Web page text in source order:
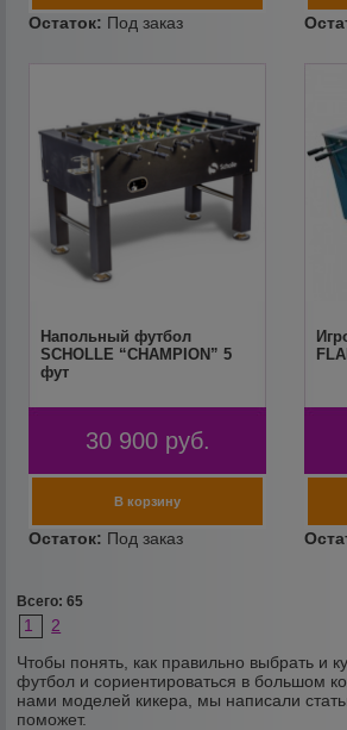
Напольный футбол
SCHOLLE “CHAMPION” 5
фут
30 900 руб.
Всего: 65
1
2
Чтобы понять, как правильно выбрать и
футбол и сориентироваться в большом
нами моделей кикера, мы написали
поможет.